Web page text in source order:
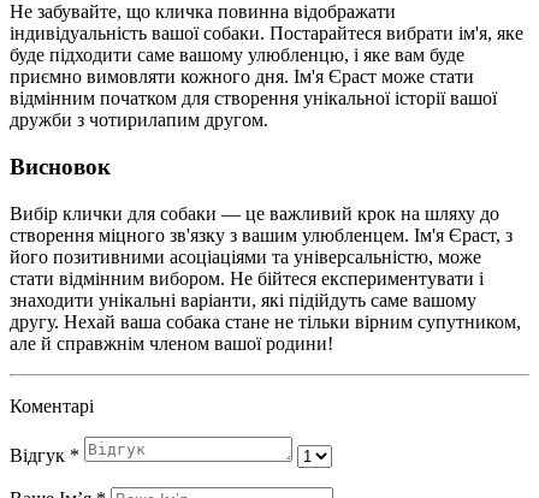
Не забувайте, що кличка повинна відображати
індивідуальність вашої собаки. Постарайтеся вибрати ім'я, яке
буде підходити саме вашому улюбленцю, і яке вам буде
приємно вимовляти кожного дня. Ім'я Єраст може стати
відмінним початком для створення унікальної історії вашої
дружби з чотирилапим другом.
Висновок
Вибір клички для собаки — це важливий крок на шляху до
створення міцного зв'язку з вашим улюбленцем. Ім'я Єраст, з
його позитивними асоціаціями та універсальністю, може
стати відмінним вибором. Не бійтеся експериментувати і
знаходити унікальні варіанти, які підійдуть саме вашому
другу. Нехай ваша собака стане не тільки вірним супутником,
але й справжнім членом вашої родини!
Коментарі
Відгук *